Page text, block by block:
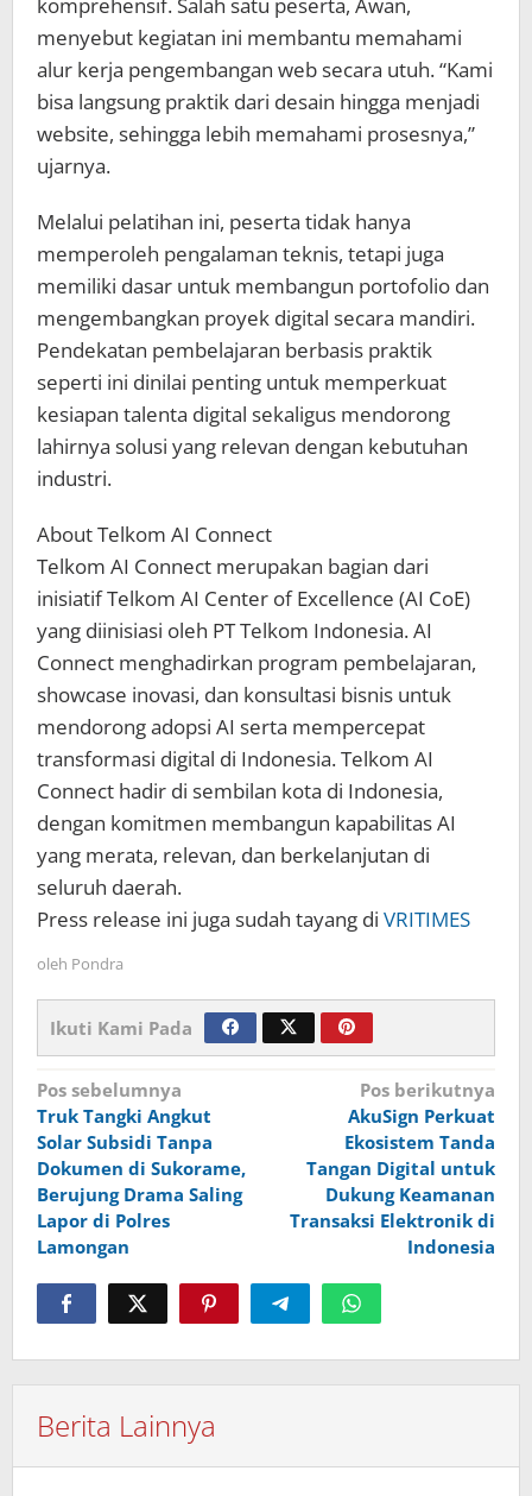
menyebut kegiatan ini membantu memahami
alur kerja pengembangan web secara utuh. “Kami
bisa langsung praktik dari desain hingga menjadi
website, sehingga lebih memahami prosesnya,”
ujarnya.
Melalui pelatihan ini, peserta tidak hanya
memperoleh pengalaman teknis, tetapi juga
memiliki dasar untuk membangun portofolio dan
mengembangkan proyek digital secara mandiri.
Pendekatan pembelajaran berbasis praktik
seperti ini dinilai penting untuk memperkuat
kesiapan talenta digital sekaligus mendorong
lahirnya solusi yang relevan dengan kebutuhan
industri.
About Telkom AI Connect
Telkom AI Connect merupakan bagian dari
inisiatif Telkom AI Center of Excellence (AI CoE)
yang diinisiasi oleh PT Telkom Indonesia. AI
Connect menghadirkan program pembelajaran,
showcase inovasi, dan konsultasi bisnis untuk
mendorong adopsi AI serta mempercepat
transformasi digital di Indonesia. Telkom AI
Connect hadir di sembilan kota di Indonesia,
dengan komitmen membangun kapabilitas AI
yang merata, relevan, dan berkelanjutan di
seluruh daerah.
Press release ini juga sudah tayang di VRITIMES
oleh Pondra
Ikuti Kami Pada
Navigasi
pos
Pos sebelumnya
Truk Tangki Angkut
Solar Subsidi Tanpa
Dokumen di Sukorame,
Berujung Drama Saling
Lapor di Polres
Lamongan
Pos berikutnya
AkuSign Perkuat
Ekosistem Tanda
Tangan Digital untuk
Dukung Keamanan
Transaksi Elektronik di
Indonesia
Berita Lainnya